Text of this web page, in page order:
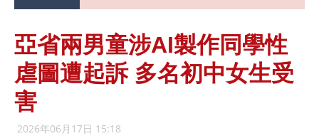
亞省兩男童涉AI製作同學性
虐圖遭起訴 多名初中女生受
害
2026年06月17日 15:18